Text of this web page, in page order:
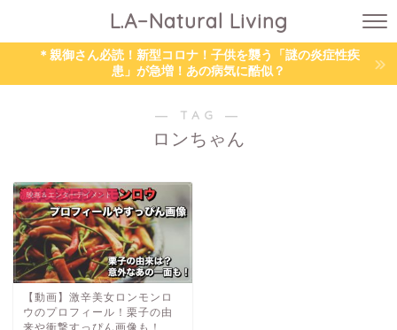
L.A−Natural Living
＊親御さん必読！新型コロナ！子供を襲う「謎の炎症性疾
患」が急増！あの病気に酷似？
― TAG ―
ロンちゃん
映画＆エンターテイメント
【動画】激辛美女ロンモンロ
ウのプロフィール！栗子の由
来や衝撃すっぴん画像も！